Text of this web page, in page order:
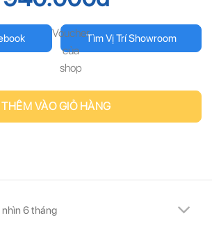
Tìm Vị Trí Showroom
Voucher
của
shop
THÊM VÀO GIỎ HÀNG
nhìn 6 tháng